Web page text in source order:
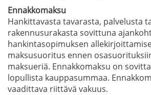
Ennakkomaksu
Hankittavasta tavarasta, palvelusta
rakennusurakasta sovittuna
hankintasopimuksen
maksusuoritus ennen
maksueriä. Ennakkomaksu on
lopullista kauppasummaa.
vaadittava riittävä vakuus.